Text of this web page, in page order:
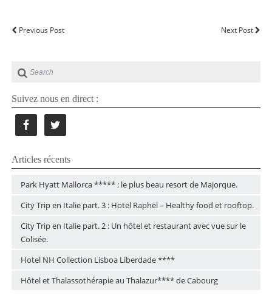
Previous Post Next Post
Suivez nous en direct :
Articles récents
Park Hyatt Mallorca ***** : le plus beau resort de Majorque.
City Trip en Italie part. 3 : Hotel Raphël – Healthy food et rooftop.
City Trip en Italie part. 2 : Un hôtel et restaurant avec vue sur le
Colisée.
Hotel NH Collection Lisboa Liberdade ****
Hôtel et Thalassothérapie au Thalazur**** de Cabourg